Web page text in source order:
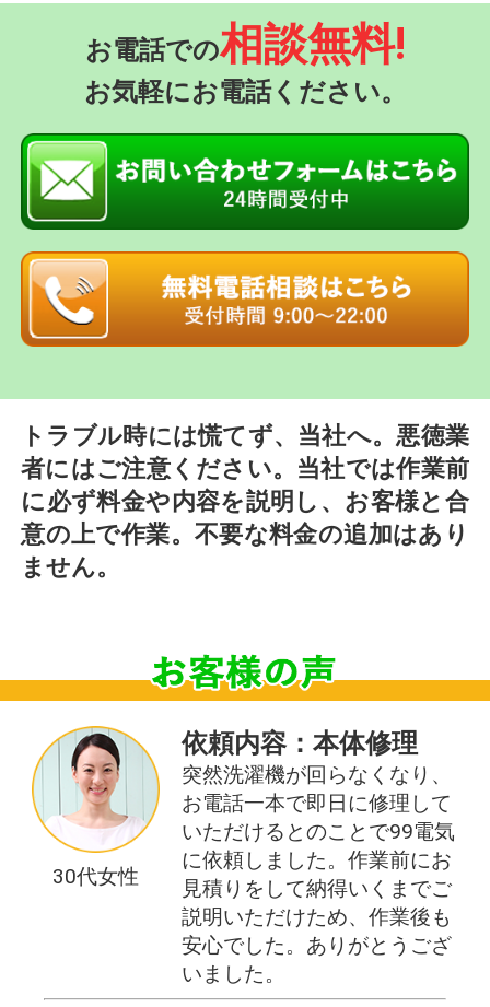
お電話での相談無料!
お気軽にお電話ください。
トラブル時には慌てず、当社へ。悪徳業
者にはご注意ください。当社では作業前
に必ず料金や内容を説明し、お客様と合
意の上で作業。不要な料金の追加はあり
ません。
30代女性
依頼内容：本体修理
突然洗濯機が回らなくなり、
お電話一本で即日に修理して
いただけるとのことで99電気
に依頼しました。作業前にお
見積りをして納得いくまでご
説明いただけため、作業後も
安心でした。ありがとうござ
いました。